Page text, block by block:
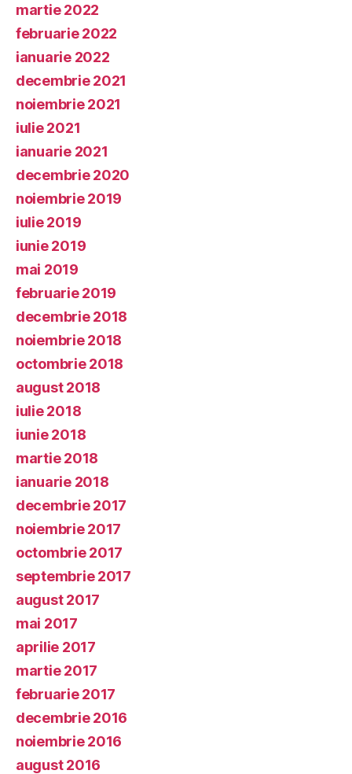
martie 2022
februarie 2022
ianuarie 2022
decembrie 2021
noiembrie 2021
iulie 2021
ianuarie 2021
decembrie 2020
noiembrie 2019
iulie 2019
iunie 2019
mai 2019
februarie 2019
decembrie 2018
noiembrie 2018
octombrie 2018
august 2018
iulie 2018
iunie 2018
martie 2018
ianuarie 2018
decembrie 2017
noiembrie 2017
octombrie 2017
septembrie 2017
august 2017
mai 2017
aprilie 2017
martie 2017
februarie 2017
decembrie 2016
noiembrie 2016
august 2016